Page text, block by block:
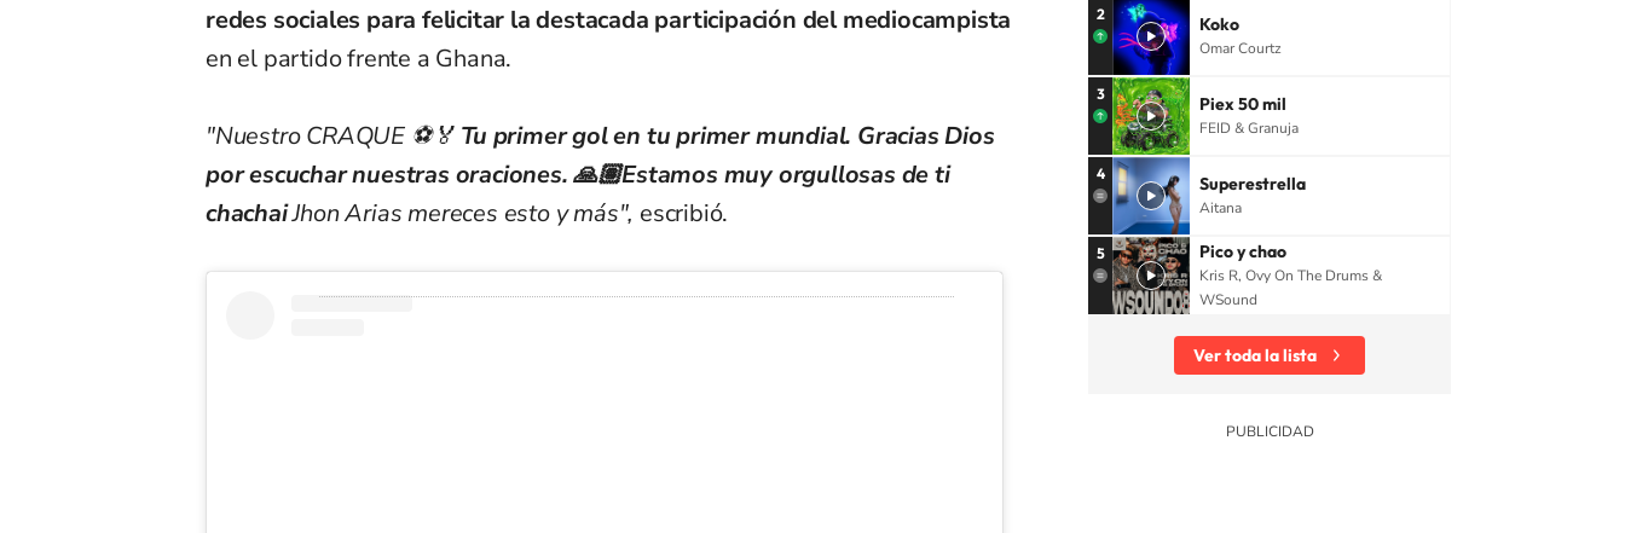
redes sociales para felicitar la destacada participación del mediocampista
en el partido frente a Ghana.
"Nuestro CRAQUE ⚽️🏅 Tu primer gol en tu primer mundial. Gracias Dios
por escuchar nuestras oraciones. 🙏🏽Estamos muy orgullosas de ti
chachaiJhon Arias mereces esto y más", escribió.
2 Koko
Omar Courtz
3 Piex 50 mil
FEID & Granuja
4 Superestrella
Aitana
5 Pico y chao
Kris R, Ovy On The Drums &
WSound
Ver toda la lista